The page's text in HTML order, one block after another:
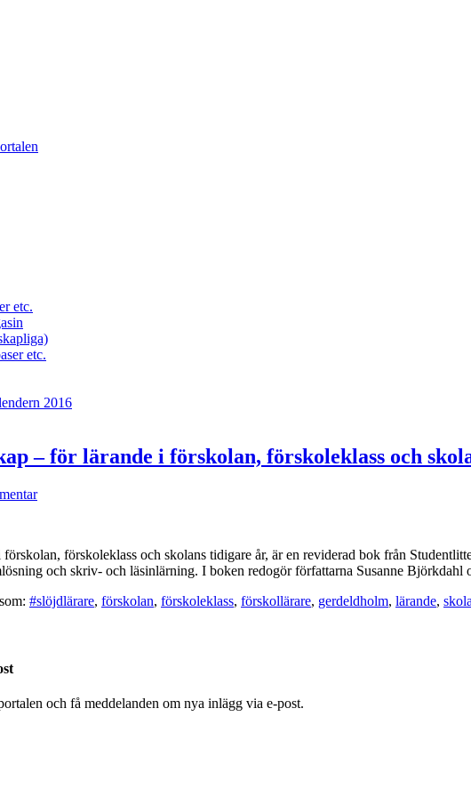
etc.
etc.
2016
‒ för lärande i förskolan, förskoleklass och
förskoleklass och skolans tidigare år, är en reviderad bok från
och skriv- och läsinlärning. I boken redogör författarna Susanne
#slöjdlärare, förskolan, förskoleklass, förskollärare, gerdeldholm, lärande,
och få meddelanden om nya inlägg via e-post.